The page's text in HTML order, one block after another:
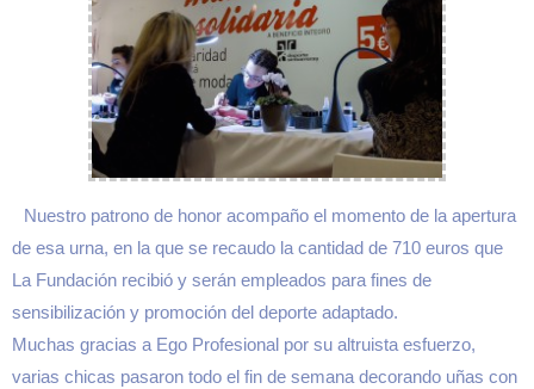
Nuestro patrono de honor acompaño el momento de la apertura
de esa urna, en la que se recaudo la cantidad de 710 euros que
La Fundación recibió y serán empleados para fines de
sensibilización y promoción del deporte adaptado.
Muchas gracias a Ego Profesional por su altruista esfuerzo,
varias chicas pasaron todo el fin de semana decorando uñas con